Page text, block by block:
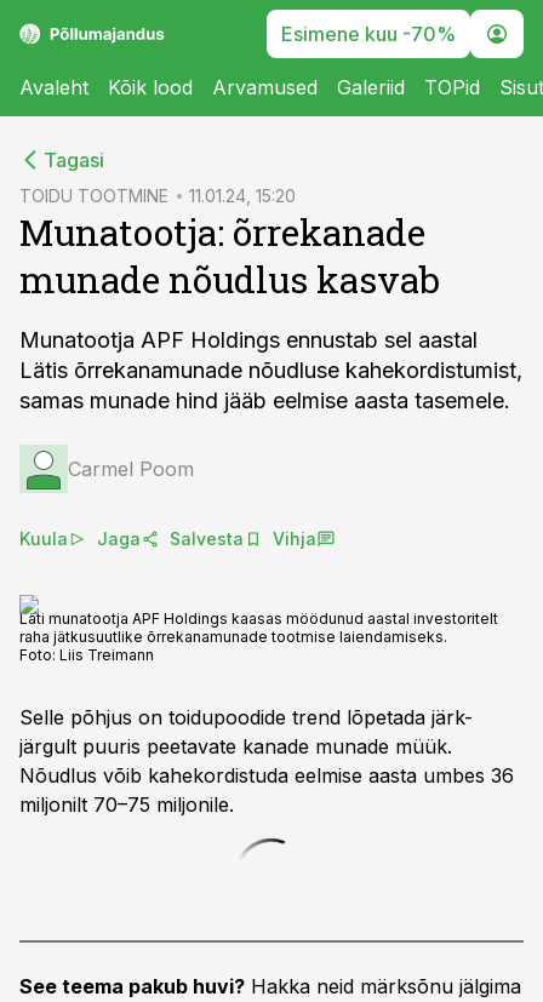
Esimene kuu -70%
Avaleht Kõik lood Arvamused Galeriid TOPid
Tagasi
TOIDU TOOTMINE 11.01.24, 15:20
Munatootja: õrrekanade
munade nõudlus kasvab
Munatootja APF Holdings ennustab sel aastal
Lätis õrrekanamunade nõudluse kahekordistumist,
samas munade hind jääb eelmise aasta tasemele.
Carmel Poom
Kuula Jaga Salvesta Vihja
Läti munatootja APF Holdings kaasas möödunud aastal investoritelt
raha jätkusuutlike õrrekanamunade tootmise laiendamiseks.
Foto: Liis Treimann
Selle põhjus on toidupoodide trend lõpetada järk-
järgult puuris peetavate kanade munade müük.
Nõudlus võib kahekordistuda eelmise aasta umbes 36
miljonilt 70–75 miljonile.
See teema pakub huvi? Hakka neid märksõnu jälgima